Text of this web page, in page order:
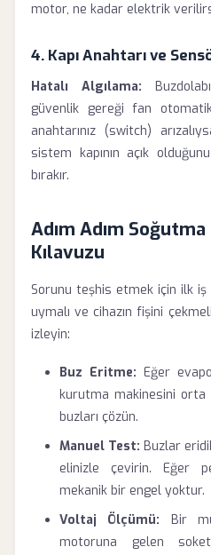
motor, ne kadar elektrik
4. Kapı Anahtarı ve
Hatalı Algılama:
güvenlik gereği fan
anahtarınız (switch)
sistem kapının açık
bırakır.
Adım Adım
Kılavuzu
Sorunu teşhis etmek için ilk
uymalı ve cihazın fişini
izleyin:
Buz Eritme: Eğer
kurutma makinesini orta
buzları çözün.
Manuel Test: Buzlar
elinizle çevirin. Eğer
mekanik bir engel yoktur.
Voltaj Ölçümü: Bir
motoruna gelen